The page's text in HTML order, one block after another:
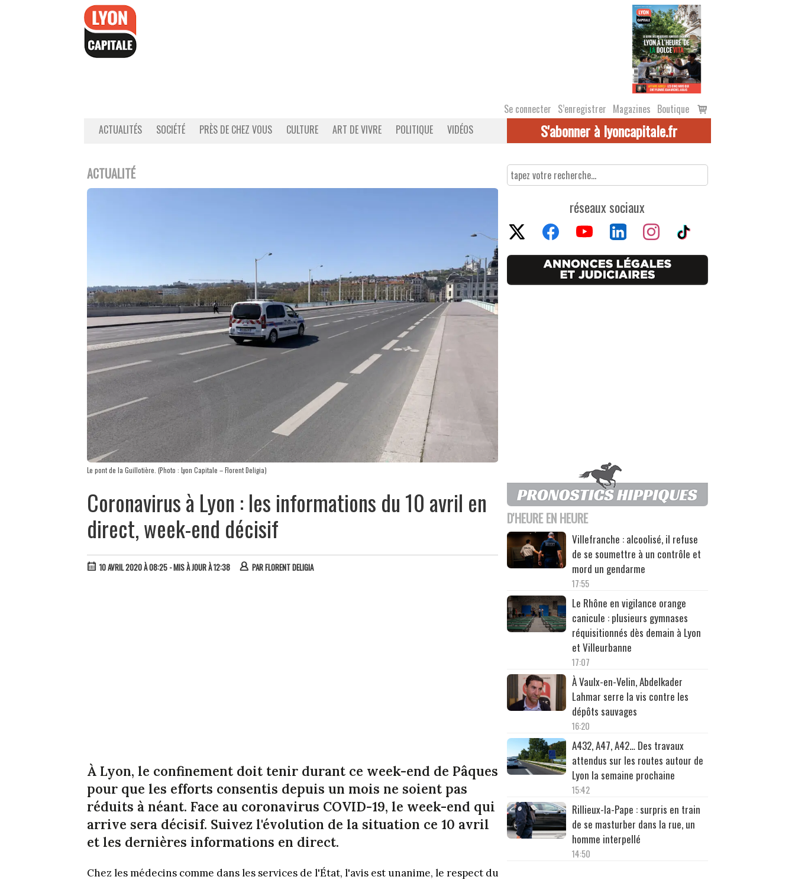
Se connecter S’enregistrer Magazines Boutique
Voir
le
ACTUALITÉS SOCIÉTÉ PRÈS DE CHEZ VOUS CULTURE ART DE VIVRE POLITIQUE VIDÉOS S'abonner à lyoncapitale.fr
ACTUALITÉ
Le pont de la Guillotière. (Photo : Lyon Capitale – Florent Deligia)
Coronavirus à Lyon : les informations du 10 avril en
direct, week-end décisif
10 AVRIL 2020 À 08:25 - MIS À JOUR À 12:38 PARFLORENT DELIGIA
À Lyon, le confinement doit tenir durant ce week-end de Pâques
pour que les efforts consentis depuis un mois ne soient pas
réduits à néant. Face au coronavirus COVID-19, le week-end qui
arrive sera décisif. Suivez l'évolution de la situation ce 10 avril
et les dernières informations en direct.
Chez les médecins comme dans les services de l'État, l'avis est unanime, le respect du
réseaux sociaux
D'HEURE EN HEURE
Villefranche : alcoolisé, il refuse
de se soumettre à un contrôle et
mord un gendarme
17:55
Le Rhône en vigilance orange
canicule : plusieurs gymnases
réquisitionnés dès demain à Lyon
et Villeurbanne
17:07
À Vaulx-en-Velin, Abdelkader
Lahmar serre la vis contre les
dépôts sauvages
16:20
A432, A47, A42… Des travaux
attendus sur les routes autour de
Lyon la semaine prochaine
15:42
Rillieux-la-Pape : surpris en train
de se masturber dans la rue, un
homme interpellé
14:50